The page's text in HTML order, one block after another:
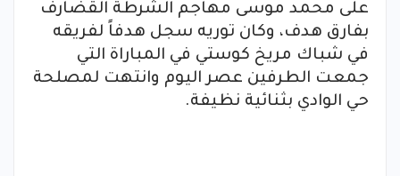
على محمد موسى مهاجم الشرطة القضارف
بفارق هدف، وكان توريه سجل هدفاً لفريقه
في شباك مريخ كوستي في المباراة التي
جمعت الطرفين عصر اليوم وانتهت لمصلحة
حي الوادي بثنائية نظيفة.